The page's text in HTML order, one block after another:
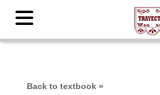
Back to textbook»